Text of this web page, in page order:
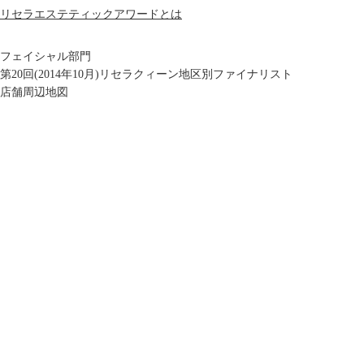
リセラエステティックアワードとは
フェイシャル部門
第20回(2014年10月)リセラクィーン地区別ファイナリスト
店舗周辺地図